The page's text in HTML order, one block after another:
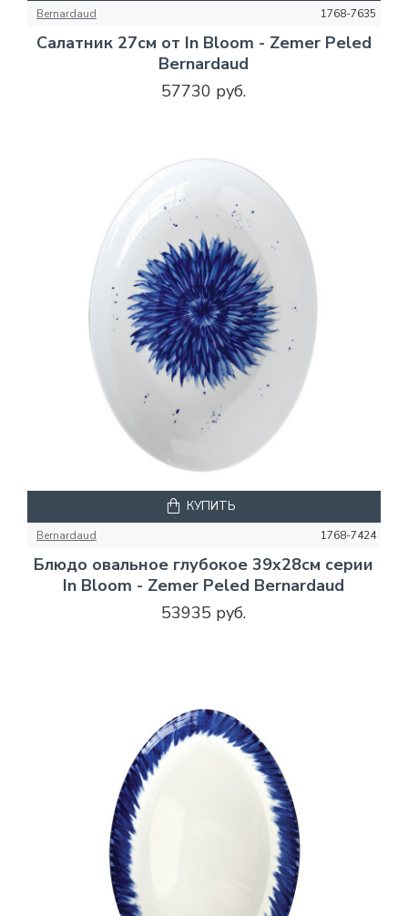
Bernardaud 1768-7635
Салатник 27см от In Bloom - Zemer Peled
Bernardaud
57730 руб.
Bernardaud 1768-7424
Блюдо овальное глубокое 39x28см серии
In Bloom - Zemer Peled Bernardaud
53935 руб.
КУПИТЬ